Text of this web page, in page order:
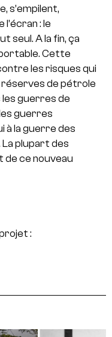
s’empilent,
: le
seul. A la fin, ça
Cette
les risques qui
de pétrole
guerres de
guerres
à la guerre des
plupart des
ce nouveau
: